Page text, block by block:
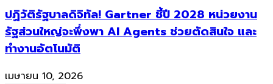
ปฏิวัติรัฐบาลดิจิทัล! Gartner ชี้ปี 2028 หน่วยงาน
รัฐส่วนใหญ่จะพึ่งพา AI Agents ช่วยตัดสินใจ และ
ทำงานอัตโนมัติ
เมษายน 10, 2026